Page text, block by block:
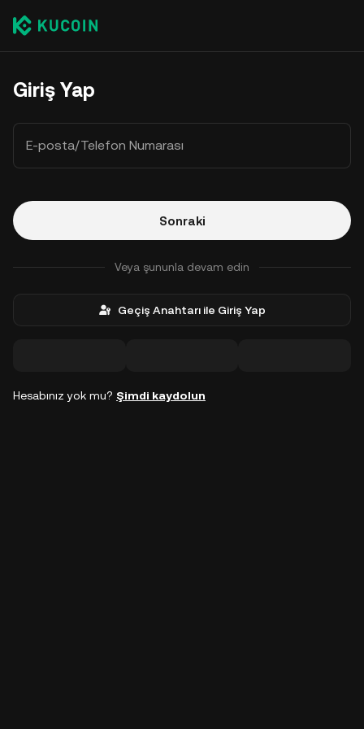
Giriş Yap
E-posta/Telefon Numarası
Sonraki
Veya şununla devam edin
Geçiş Anahtarı ile Giriş Yap
Hesabınız yok mu? Şimdi kaydolun